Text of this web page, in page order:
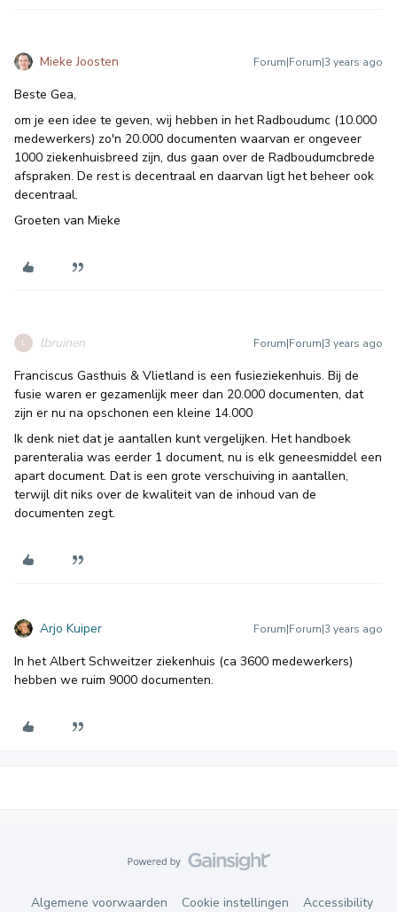
Mieke Joosten Forum|Forum|3 years ago
Beste Gea,
om je een idee te geven, wij hebben in het Radboudumc (10.000
medewerkers) zo'n 20.000 documenten waarvan er ongeveer
1000 ziekenhuisbreed zijn, dus gaan over de Radboudumcbrede
afspraken. De rest is decentraal en daarvan ligt het beheer ook
decentraal.
Groeten van Mieke
L lbruinen Forum|Forum|3 years ago
Franciscus Gasthuis & Vlietland is een fusieziekenhuis. Bij de
fusie waren er gezamenlijk meer dan 20.000 documenten, dat
zijn er nu na opschonen een kleine 14.000
Ik denk niet dat je aantallen kunt vergelijken. Het handboek
parenteralia was eerder 1 document, nu is elk geneesmiddel een
apart document. Dat is een grote verschuiving in aantallen,
terwijl dit niks over de kwaliteit van de inhoud van de
documenten zegt.
Arjo Kuiper Forum|Forum|3 years ago
In het Albert Schweitzer ziekenhuis (ca 3600 medewerkers)
hebben we ruim 9000 documenten.
Algemene voorwaarden Cookie instellingen Accessibility